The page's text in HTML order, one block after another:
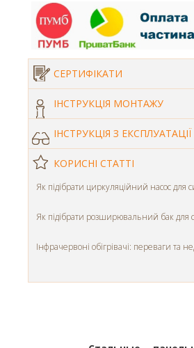
СЕРТИФІКАТИ
ІНСТРУКЦІЯ МОНТАЖУ
ІНСТРУКЦІЯ З ЕКСПЛУАТАЦІЇ
КОРИСНІ СТАТТІ
Як підібрати циркуляційний насос для
Як підібрати розширювальний бак для
Інфрачервоні обігрівачі: переваги та